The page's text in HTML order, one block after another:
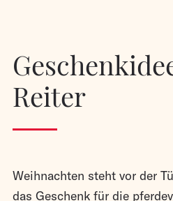
Reiter
Weihnachten steht vor der
das Geschenk für die